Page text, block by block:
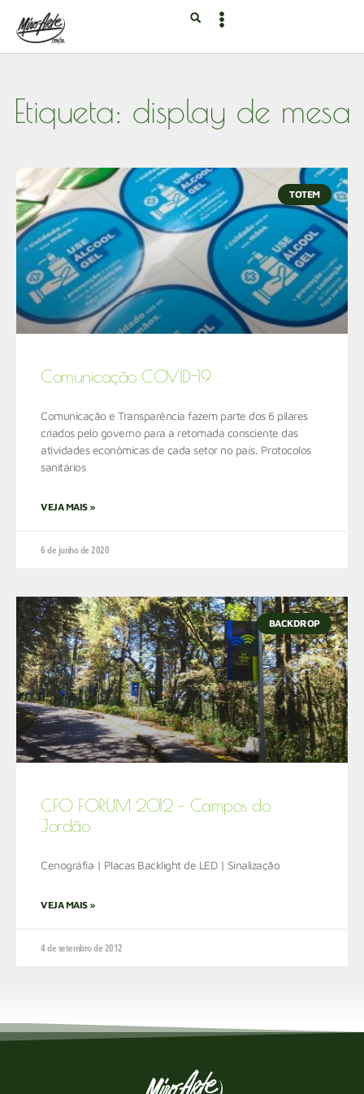
Etiqueta: display de mesa
TOTEM
Comunicação COVID-19
Comunicação e Transparência fazem parte dos 6 pilares
criados pelo governo para a retomada consciente das
atividades econômicas de cada setor no país. Protocolos
sanitários
VEJA MAIS »
6 de junho de 2020
BACKDROP
CFO FORUM 2012 – Campos do
Jordão
Cenográfia | Placas Backlight de LED | Sinalização
VEJA MAIS »
4 de setembro de 2012